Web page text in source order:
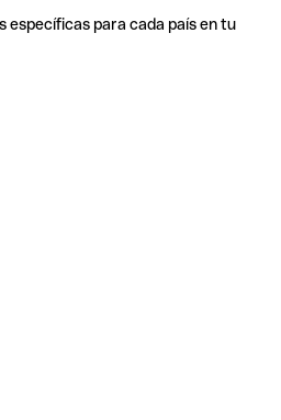
específicas para cada país en tu